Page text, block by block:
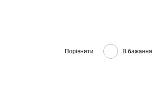
Порівняти В бажання